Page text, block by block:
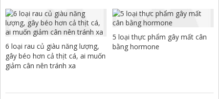
6 loại rau củ giàu năng lượng,
gây béo hơn cả thịt cá, ai muốn
giảm cân nên tránh xa
5 loại thực phẩm gây mất cân
bằng hormone